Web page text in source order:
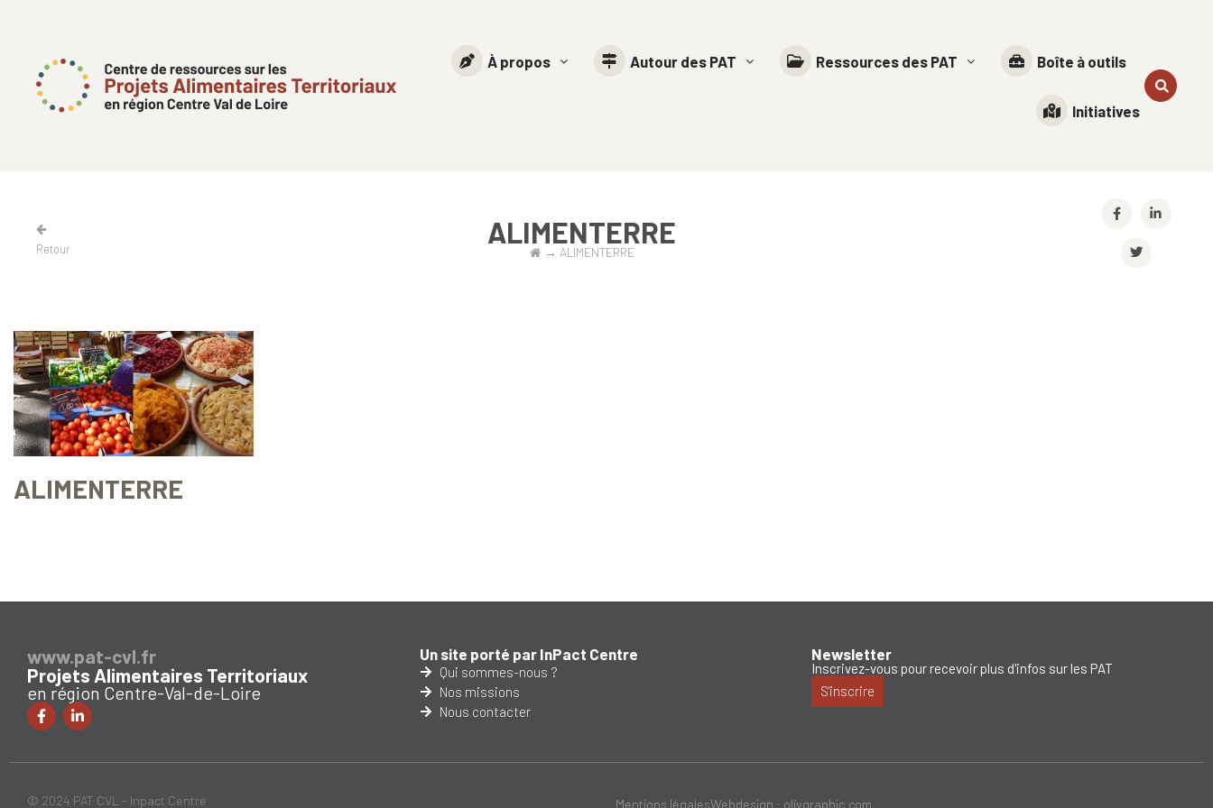
À propos Autour des PAT Ressources des PAT Boîte à outils
Initiatives
Retour ALIMENTERRE
→ ALIMENTERRE
ALIMENTERRE
www.pat-cvl.fr
Projets Alimentaires Territoriaux
en région Centre-Val-de-Loire
Un site porté par InPact Centre
Qui sommes-nous ?
Nos missions
Nous contacter
Newsletter
Inscrivez-vous pour recevoir plus d'infos sur les PAT
S'inscrire
© 2024 PAT CVL - Inpact Centre Mentions légalesWebdesign : olivgraphic.com